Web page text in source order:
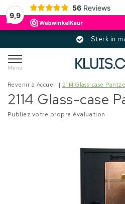
9,9
56 Reviews
Sterk in
Menu
Revenir à Accueil | 2114 Glass-case
2114 Glass-case
Publiez votre propre évaluation